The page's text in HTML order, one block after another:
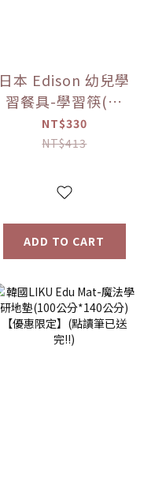
日本 Edison 幼兒學
習餐具-學習筷(右
手) -miffy 米菲兔
(右手)/(左手)【優
NT$330
NT$413
ADD TO CART